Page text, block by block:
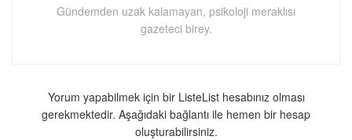
Gündemden uzak kalamayan, psikoloji meraklısı
gazeteci birey.
Yorum yapabilmek için bir ListeList hesabınız olması
gerekmektedir. Aşağıdaki bağlantı ile hemen bir hesap
oluşturabilirsiniz.